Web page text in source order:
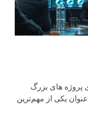
پروژه های بزرگ
یکی از مهم‌ترین